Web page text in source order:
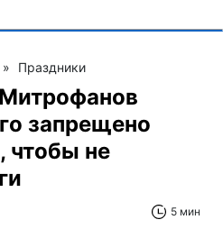
» Праздники
запрещено
чтобы не
5 мин